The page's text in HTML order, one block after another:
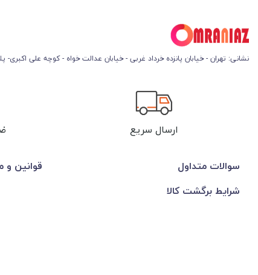
نشانی: تهران - خیابان پانزده خرداد غربی - خیابان عدالت خواه - کوچه علی اکبری-
ارسال سریع
سوالات متداول قوانین و
شرایط برگشت کالا